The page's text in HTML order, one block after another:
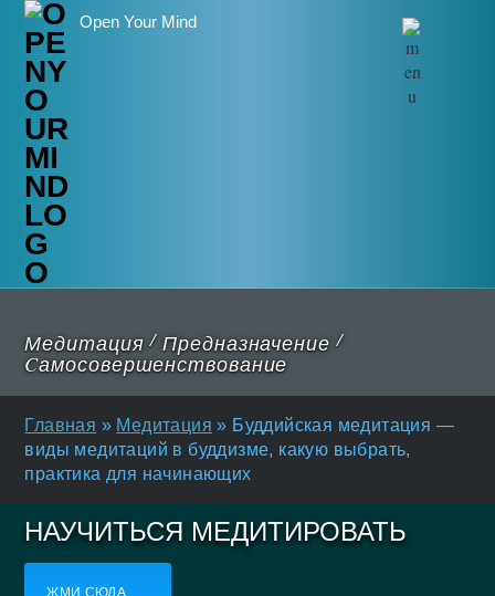
Open Your Mind
Медитация/Предназначение/
Cамосовершенствование
Главная » Медитация » Буддийская медитация —
виды медитаций в буддизме, какую выбрать,
практика для начинающих
НАУЧИТЬСЯ МЕДИТИРОВАТЬ
ЖМИ СЮДА